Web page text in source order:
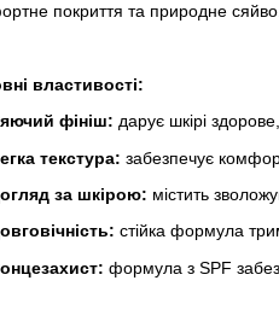
покриття та природне сяйво.
властивості:
фініш: дарує шкірі
текстура: забезпечує
за шкірою: містить
стійка формула
формула з SPF